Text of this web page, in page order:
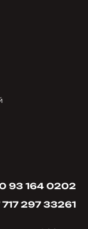
93 164 0202
717 297 33261